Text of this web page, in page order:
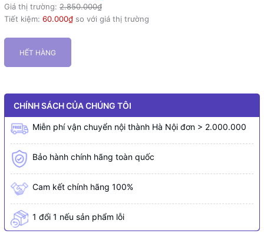
Giá thị trường: 2.850.000₫
Tiết kiệm: 60.000₫ so với giá thị trường
HẾT HÀNG
CHÍNH SÁCH CỦA CHÚNG TÔI
Miễn phí vận chuyển nội thành Hà Nội đơn > 2.000.000
Bảo hành chính hãng toàn quốc
Cam kết chính hãng 100%
1 đổi 1 nếu sản phẩm lỗi